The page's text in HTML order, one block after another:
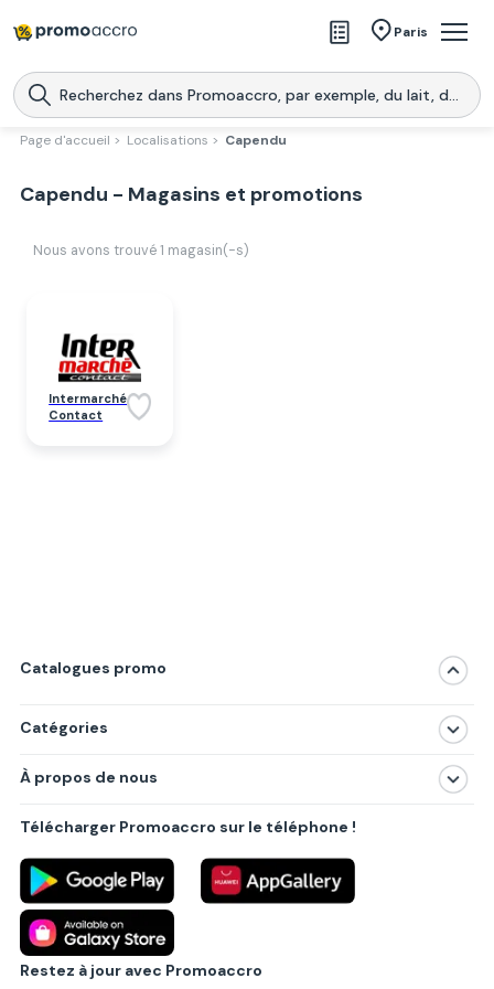
Paris
Magasins
Produits
Promoaccro
l'application
Page d'accueil > Localisations > Capendu
Capendu - Magasins et promotions
Nous avons trouvé 1 magasin(-s)
Intermarché
Contact
Catalogues promo
Catégories
Produits
Villes principales
À propos de nous
Politique de confidentialité
Règlements
Partenariat B2B
Blog
Contact
Télécharger Promoaccro sur le téléphone !
Restez à jour avec Promoaccro